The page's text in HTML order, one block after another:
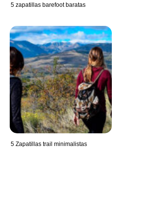
5 zapatillas barefoot baratas
5 Zapatillas trail minimalistas